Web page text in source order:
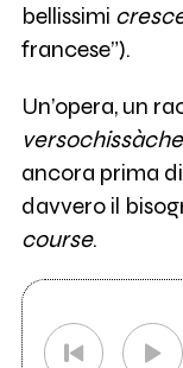
bellissimi
francese”).
Un’opera, un
ancora prima
davvero il
course.